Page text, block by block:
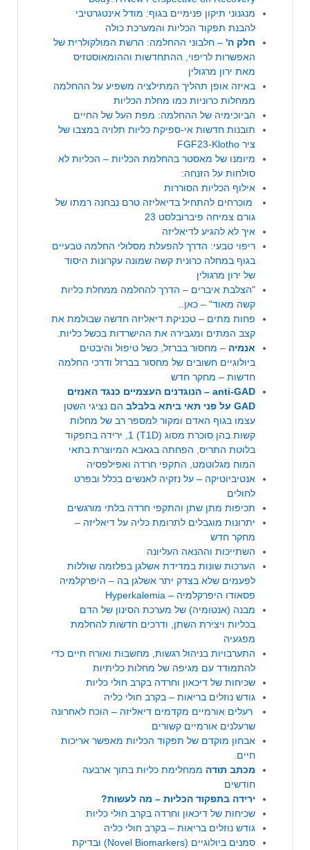
מנגנוני תיקון פנימיים בגוף: מודל אינטגרטיבי
להבנת תפקוד הכליות והמערכת כולה
חלק ה'– חלבוני ההחלמה: הרשת המולקולרית של
האפשרות לריפוי, ההתחדשות וההומאוסטזיס
מאת ירון מרגולין
באיזה אופן תהליך המתילציה משפיע על ההחלמה
ממחלות כרוניות כמו מחלת הכליות
הביוכימיה של ההחלמה: מפת העל של החיים
תובנות חדשות אי-ספיקת כליות תלויה במצבו של
ציר FGF23-Klotho
מיומנו של מאסטר בהחלמת הכליות – הכליות לא
סולחות על הזנחה:
אילוף הכליות הסוררות
מוכרחים להתחיל בדיאליזה טרם נבחנה רמתו של
גורם צמיחה פיברובלסט 23
איך לא להגיע לדיאליזה
ריפוי טבעי: הדרך להפעלת מסלולי החלמה טבעיים
בגוף במחלה כרונית קשה שמונה עקרונות היסוד
של ירון מרגולין
"הצלבת איברים – הדרך להחלמה ממחלת כליות
קשה מאוד" – כאן
פחות מתים – טכניקת דיאליזה חדשה שבולמת את
קצב המתים ומגבירה את ההישרדות בכשל כליות.
אנמיה – מחסור בברזל, כשל טיפול והיבטים
ביולוגיים חשובים של מחסור בברזל ודרכי החלמה
חדשות – מחקר חדש
anti-GAD – הנוגדנים העצמיים כנגד האנזים
GAD על פני תאי ביתא בלבלב
הם נציגי השטן
עצמו בגוף האדם ומקור למספר רב של מחלות
קשות בהן סוכרת מסוג (T1D) 1, ירידה בתפקוד
בלוטת התריס, הפחתה בגאבא המיוצרת בתאי
המוח מגלוטמט, התקפי חרדה ואפילפסיה
אנטיביוטיקה – על נזקיה לאנשים בכלל ובפרט
לחולים
תכיפות מתן שתן והתקפי חרדה בלתי מורגשים
יתרונות מוגבלים לתרומת כליה על דיאליזה –
מחקר חדש
השתייכות וההנאה העליונה
הערכות שונות במדידת אשלגן בפלזמה שוללות
לפעמים שלא בצדק יתר אשלגן בה – היפרקלמיה
פסאודו היפרקלמיה – Hyperkalemia
מבנה (אנטומיה) של מערכת הסינון של הדם
בכליות ויצירת השתן, ודרכים חדשות להחלמת
מפגעיה
התערבויות בניהול רגשות, מחשבות ואורח חיים כדי
להתמודד עם מגיפה של מחלות כליתיות
שכיחות של דיכאון וחרדה בקרב חולי כליות
גודש נוזלים בריאות – בקרב חולי כליה
רעלים אורמיים מקדמים דיאליזה – הוכח לאחרונה
שרעלנים אורמיים קשורים
אבחון מוקדם של תפקוד הכליות מאפשר אריכות
חיים
מכתב תודה ממחלימת כליות בתוך ארבעה
חודשים
ירידה בתפקוד הכליות – מה לעשות?
שכיחות של דיכאון וחרדה בקרב חולי כליות
גודש נוזלים בריאות – בקרב חולי כליה
סמנים ביולוגיים (Novel Biomarkers) ובדיקת